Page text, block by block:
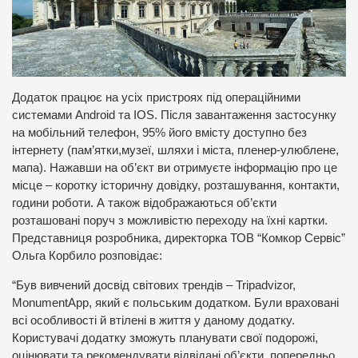
Додаток працює на усіх пристроях під операційними
системами Android та IOS. Після завантаження застосунку
на мобільний телефон, 95% його вмісту доступно без
інтернету (пам’ятки,музеї, шляхи і міста, пленер-улюблене,
мапа). Нажавши на об’єкт ви отримуєте інформацію про це
місце – коротку історичну довідку, розташування, контакти,
години роботи. А також відображаються об’єкти
розташовані поруч з можливістю переходу на їхні картки.
Представниця розробника, директорка ТОВ “Комкор Сервіс”
Ольга Корбило розповідає:
“Був вивчений досвід світових трендів – Tripadvizor,
MonumentApp, який є польським додатком. Були враховані
всі особливості й втілені в життя у даному додатку.
Користувачі додатку зможуть планувати свої подорожі,
оцінювати та рекомендувати відвідані об’єкти, попередньо